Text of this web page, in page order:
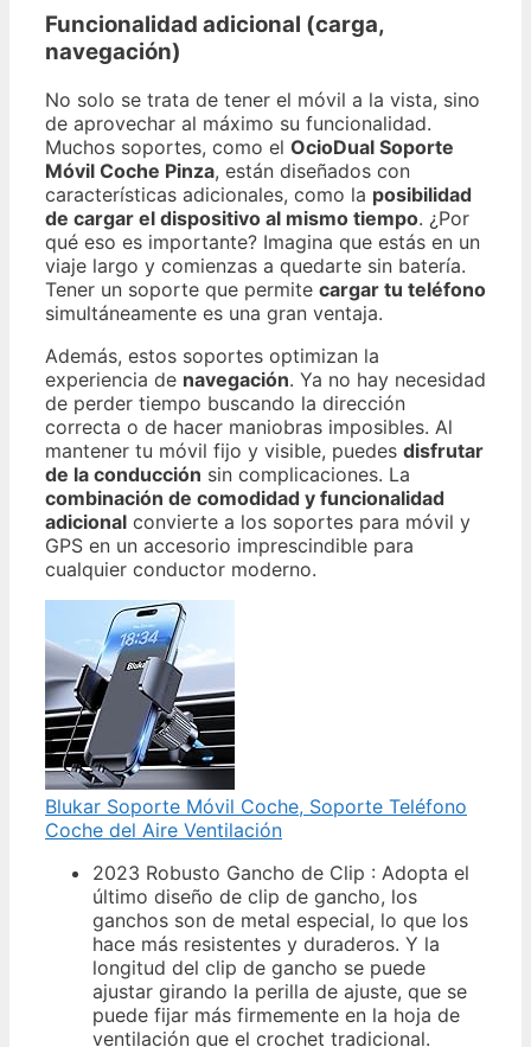
Funcionalidad adicional (carga,
navegación)
No solo se trata de tener el móvil a la vista, sino
de aprovechar al máximo su funcionalidad.
Muchos soportes, como el OcioDual Soporte
Móvil Coche Pinza, están diseñados con
características adicionales, como la posibilidad
de cargar el dispositivo al mismo tiempo. ¿Por
qué eso es importante? Imagina que estás en un
viaje largo y comienzas a quedarte sin batería.
Tener un soporte que permite cargar tu teléfono
simultáneamente es una gran ventaja.
Además, estos soportes optimizan la
experiencia de navegación. Ya no hay necesidad
de perder tiempo buscando la dirección
correcta o de hacer maniobras imposibles. Al
mantener tu móvil fijo y visible, puedes disfrutar
de la conducción sin complicaciones. La
combinación de comodidad y funcionalidad
adicional convierte a los soportes para móvil y
GPS en un accesorio imprescindible para
cualquier conductor moderno.
Blukar Soporte Móvil Coche, Soporte Teléfono
Coche del Aire Ventilación
2023 Robusto Gancho de Clip : Adopta el
último diseño de clip de gancho, los
ganchos son de metal especial, lo que los
hace más resistentes y duraderos. Y la
longitud del clip de gancho se puede
ajustar girando la perilla de ajuste, que se
puede fijar más firmemente en la hoja de
ventilación que el crochet tradicional.